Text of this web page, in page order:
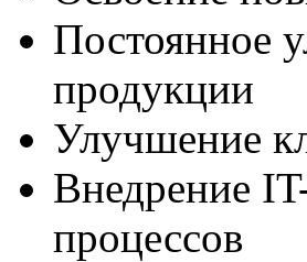
Постоянное
продукции
Улучшение
Внедрение
процессов